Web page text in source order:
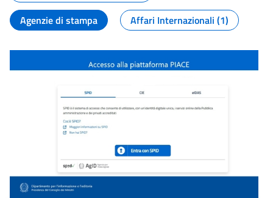
Agenzie di stampa
Affari Internazionali (1)